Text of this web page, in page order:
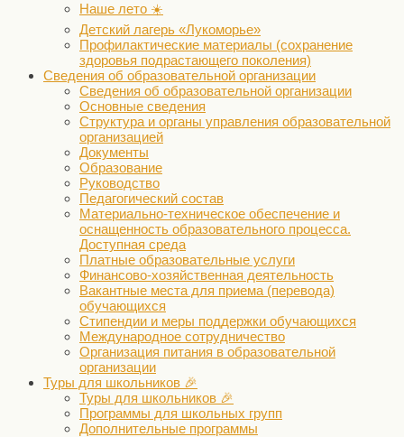
Наше лето ☀️
Детский лагерь «Лукоморье»
Профилактические материалы (сохранение
здоровья подрастающего поколения)
Сведения об образовательной организации
Сведения об образовательной организации
Основные сведения
Структура и органы управления образовательной
организацией
Документы
Образование
Руководство
Педагогический состав
Материально-техническое обеспечение и
оснащенность образовательного процесса.
Доступная среда
Платные образовательные услуги
Финансово-хозяйственная деятельность
Вакантные места для приема (перевода)
обучающихся
Стипендии и меры поддержки обучающихся
Международное сотрудничество
Организация питания в образовательной
организации
Туры для школьников 🎉
Туры для школьников 🎉
Программы для школьных групп
Дополнительные программы